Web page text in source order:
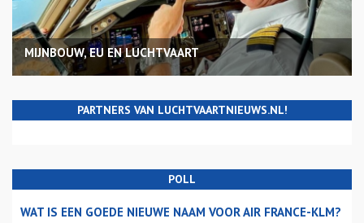
MIJNBOUW, EU EN LUCHTVAART
PARTNERS VAN LUCHTVAARTNIEUWS.NL!
POLL
WAT IS EEN GOEDE NIEUWE NAAM VOOR AIR FRANCE-KLM?